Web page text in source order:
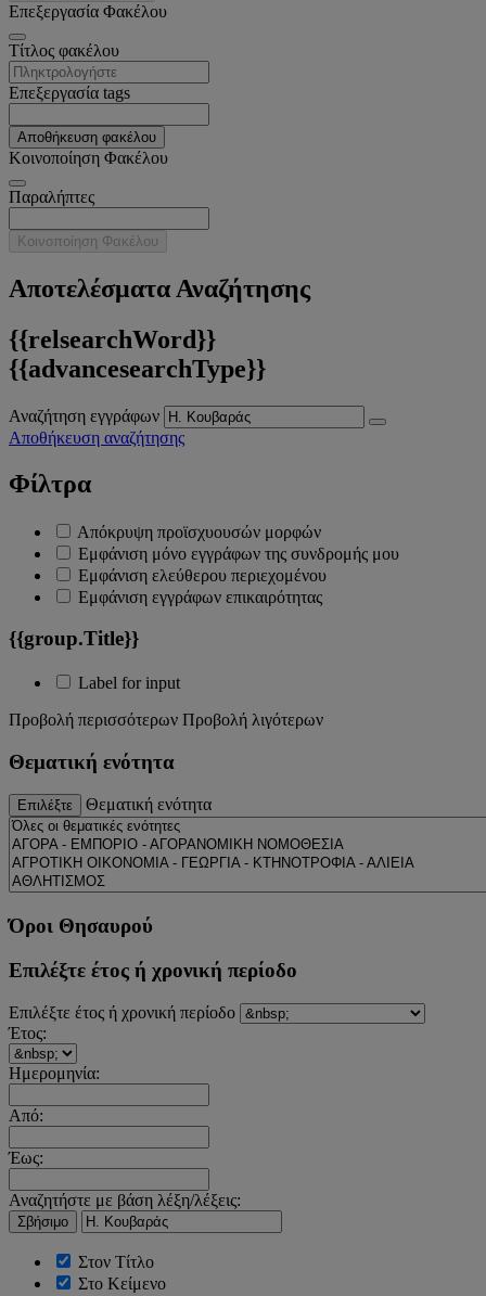
Επεξεργασία Φακέλου
Tίτλος φακέλου
Επεξεργασία tags
Αποθήκευση φακέλου
Κοινοποίηση Φακέλου
Παραλήπτες
Κοινοποίηση Φακέλου
Αποτελέσματα Αναζήτησης
{{relsearchWord}}
{{advancesearchType}}
Αναζήτηση εγγράφων
Αποθήκευση αναζήτησης
Φίλτρα
Απόκρυψη προϊσχυουσών μορφών
Εμφάνιση μόνο εγγράφων της συνδρομής μου
Εμφάνιση ελεύθερου περιεχομένου
Εμφάνιση εγγράφων επικαιρότητας
{{group.Title}}
Label for input
Προβολή περισσότερων Προβολή λιγότερων
Θεματική ενότητα
Επιλέξτε Θεματική ενότητα
Όροι Θησαυρού
Επιλέξτε έτος ή χρονική περίοδο
Επιλέξτε έτος ή χρονική περίοδο
Έτος:
Ημερομηνία:
Από:
Έως:
Αναζητήστε με βάση λέξη/λέξεις:
Σβήσιμο
Στον Τίτλο
Στο Κείμενο